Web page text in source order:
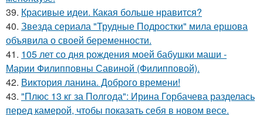
39. Красивые идеи. Какая больше нравится?
40. Звезда сериала "Трудные Подростки" мила ершова
объявила о своей беременности.
41. 105 лет со дня рождения моей бабушки маши -
Марии Филипповны Савиной (Филипповой).
42. Виктория ланина. Доброго времени!
43. "Плюс 13 кг за Полгода": Ирина Горбачева разделась
перед камерой, чтобы показать себя в новом весе.